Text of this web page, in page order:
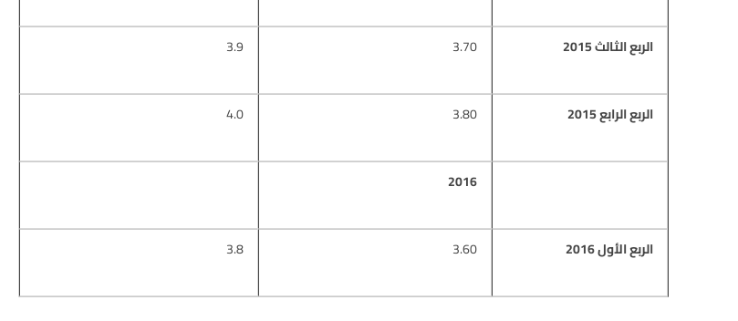
الربع الثالث 2015 3.70
3.9
الربع الرابع 2015 3.80
4.0
2016
الربع الأول 2016 3.60
3.8